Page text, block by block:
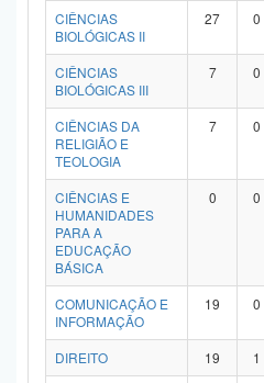
CIÊNCIAS
BIOLÓGICAS II
27 0
CIÊNCIAS
BIOLÓGICAS III
7 0
CIÊNCIAS DA
RELIGIÃO E
TEOLOGIA
7 0
CIÊNCIAS E
HUMANIDADES
PARA A
EDUCAÇÃO
BÁSICA
0 0
COMUNICAÇÃO E
INFORMAÇÃO
19 0
DIREITO 19 1